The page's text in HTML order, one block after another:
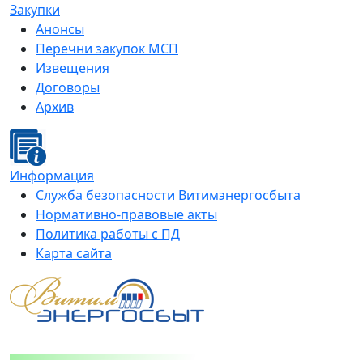
Закупки
Анонсы
Перечни закупок МСП
Извещения
Договоры
Архив
Информация
Служба безопасности Витимэнергосбыта
Нормативно-правовые акты
Политика работы с ПД
Карта сайта